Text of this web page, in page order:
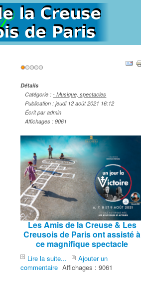
Vote
Détails
Catégorie :- Musique, spectacles
Publication : jeudi 12 août 2021 16:12
Écrit par admin
Affichages : 9061
Les Amis de la Creuse & Les
Creusois de Paris ont assisté à
ce magnifique spectacle
Lire la suite...
Ajouter un
commentaire Affichages : 9061